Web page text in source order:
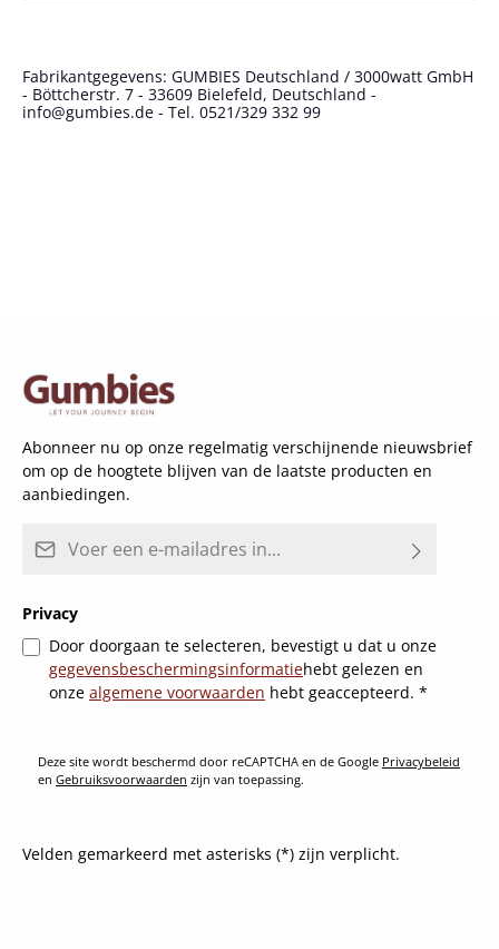
Fabrikantgegevens: GUMBIES Deutschland / 3000watt GmbH
- Böttcherstr. 7 - 33609 Bielefeld, Deutschland -
info@gumbies.de - Tel. 0521/329 332 99
Abonneer nu op onze regelmatig verschijnende nieuwsbrief
om op de hoogtete blijven van de laatste producten en
aanbiedingen.
Privacy
Door doorgaan te selecteren, bevestigt u dat u onze
gegevensbeschermingsinformatiehebt gelezen en
onze algemene voorwaarden hebt geaccepteerd. *
Deze site wordt beschermd door reCAPTCHA en de Google Privacybeleid
en Gebruiksvoorwaarden zijn van toepassing.
Velden gemarkeerd met asterisks (*) zijn verplicht.